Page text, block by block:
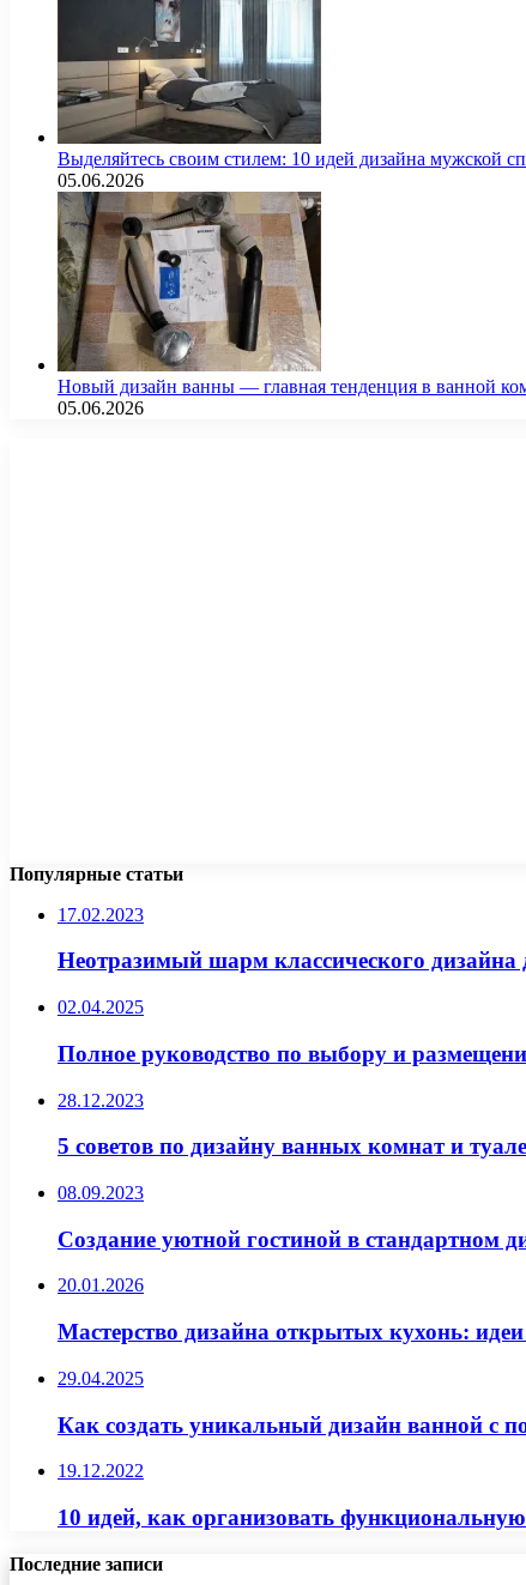
Выделяйтесь своим стилем: 10 идей дизайна мужской
05.06.2026
Новый дизайн ванны — главная тенденция в ванной
05.06.2026
Популярные статьи
17.02.2023
Неотразимый шарм классического
02.04.2025
Полное руководство по выбору и
28.12.2023
5 советов по дизайну ванных комнат и
08.09.2023
Создание уютной гостиной в стандартном
20.01.2026
Мастерство дизайна открытых кухонь: идеи
29.04.2025
Как создать уникальный дизайн ванной с
19.12.2022
10 идей, как организовать
Последние записи